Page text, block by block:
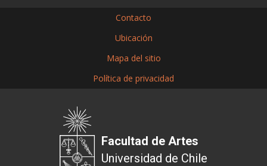
Contacto
Ubicación
Mapa del sitio
Política de privacidad
Facultad de Artes
Universidad de Chile